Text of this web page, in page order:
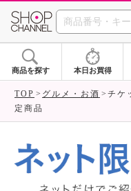
商品を探す 本日お買得
TOP グルメ・お酒
チケ
定商品